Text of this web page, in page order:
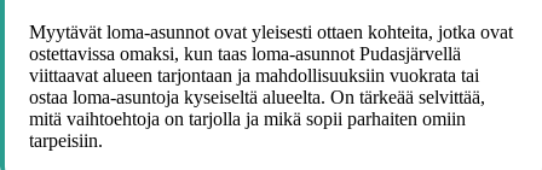
Myytävät loma-asunnot ovat yleisesti ottaen kohteita, jotka ovat
ostettavissa omaksi, kun taas loma-asunnot Pudasjärvellä
viittaavat alueen tarjontaan ja mahdollisuuksiin vuokrata tai
ostaa loma-asuntoja kyseiseltä alueelta. On tärkeää selvittää,
mitä vaihtoehtoja on tarjolla ja mikä sopii parhaiten omiin
tarpeisiin.